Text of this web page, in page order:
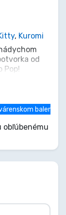
, Kuromi
od
Pop!
so
chaos a
majú slabosť
do
šibalské
balení
obľúbenému